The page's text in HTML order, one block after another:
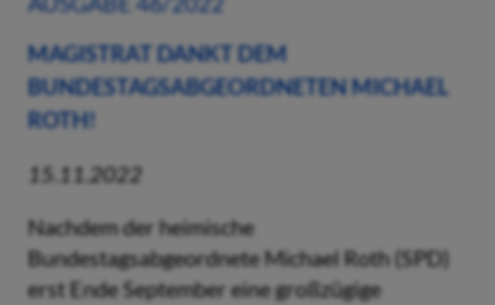
MAGISTRAT DANKT DEM
BUNDESTAGSABGEORDNETEN MICHAEL
ROTH!
15.11.2022
Nachdem der heimische
Bundestagsabgeordnete Michael Roth (SPD)
erst Ende September eine großzügige